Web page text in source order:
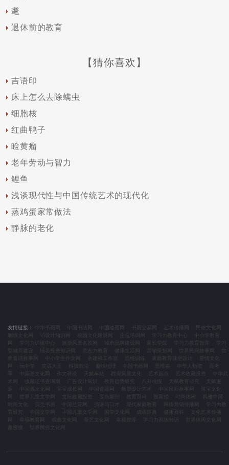
耄
退休前的教育
【猜你喜欢】
吉语印
床上怎么去除螨虫
细胞核
红曲鸭子
睑黄瘤
老年劳动与智力
鲤鱼
浅谈现代性与中国传统艺术的现代化
蒸鸡蛋家常做法
静脉的老化
友情链接： 中华书画网 中国书法网 中国油画网 书画交易网 艺术传播网
民俗文化网
刺绣文化网
VI设计知识网 校园文化建设网 企业培训网 学习力教育中心
中小学教育
网
学习力训练中心 旅游风景名胜网 城市品牌建设网 家长学院 学习力教育智库
学习
型城市建设
域名投资知识网 意志力教育 健康生活网 营销策划网 世界民间故事网
世
界童话故事网
中小学生作文网 余建祥工作室 思维训练 家庭教育顶层设计
爱情文化
网
玩中学 笑话大王 科技前沿 趣味地理 中国书画网 思维谷 中华人物谱
高考
季
中国茶文化网 作文评论 天赋车站 西湖风景文化 艺术起点 艺术收藏投资
中华武
术网
收藏证书查询网 广告设计知识 教育趋势研究 八卦晚报 天赋教育研究
天赋邂
中国酒文化网 宝宝成长网 中国瓷器网 雕塑设计艺术 中国民间故事网
珠宝文化
网
世界儿童文学网 文玩收藏投资 宝岛期刊 教育百科 致富经 时尚休闲
风雅中国
时尚文化
贝壳书画 中国兰花网 演讲与口才 现代家庭教育 网络营销传播网
学习力教
育研究
中国文学网 中国儿童文学网 国学文化网 成语辞典 健康百科
文化艺术传播
网
幸福教育网 戏曲文化网 茶艺文化网 幸福智库 学习力训练知识
世界休闲文化网
趣搜搜
世界民俗文化网